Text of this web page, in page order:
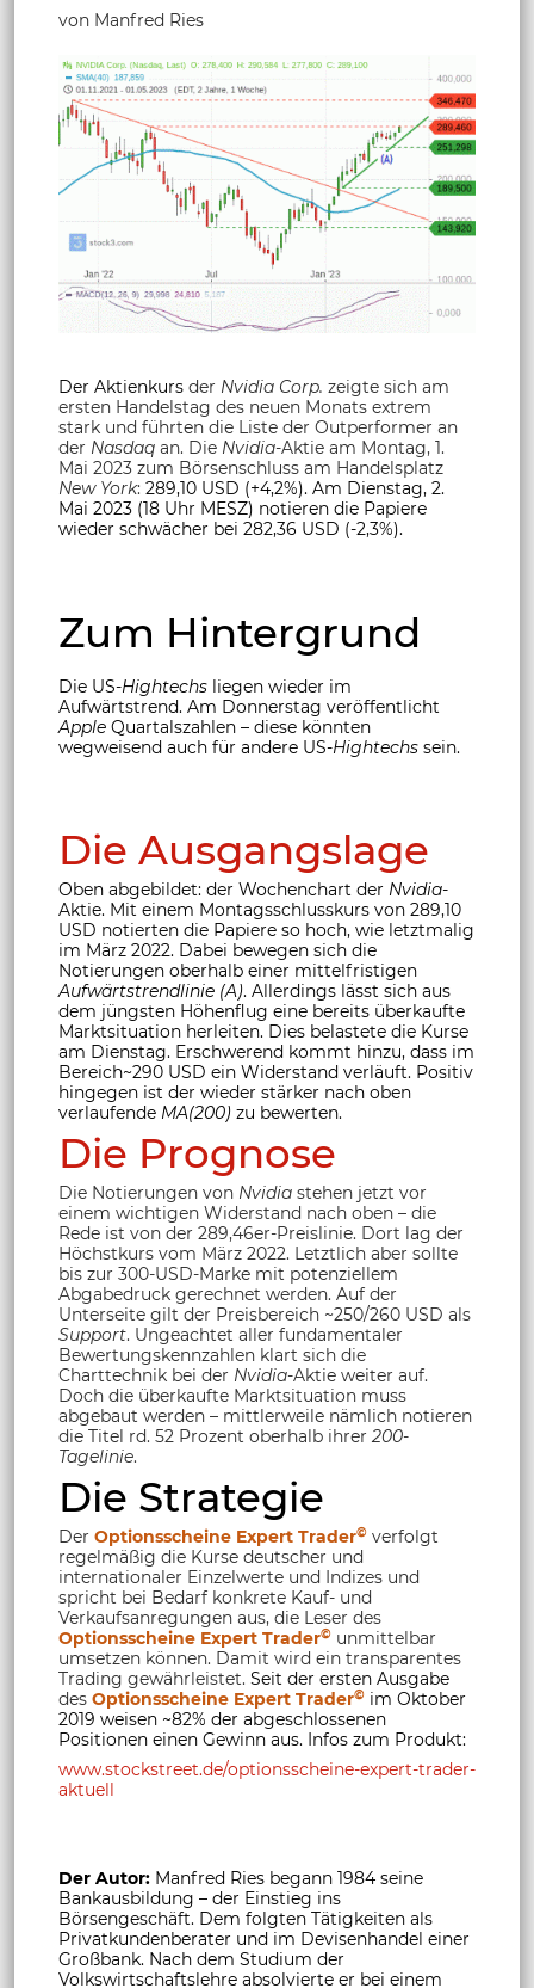
von Manfred Ries
Der Aktienkurs der Nvidia Corp. zeigte sich am
ersten Handelstag des neuen Monats extrem
stark und führten die Liste der Outperformer an
der Nasdaq an. Die Nvidia-Aktie am Montag, 1.
Mai 2023 zum Börsenschluss am Handelsplatz
New York: 289,10 USD (+4,2%). Am Dienstag, 2.
Mai 2023 (18 Uhr MESZ) notieren die Papiere
wieder schwächer bei 282,36 USD (-2,3%).
Zum Hintergrund
Die US-Hightechs liegen wieder im
Aufwärtstrend. Am Donnerstag veröffentlicht
Apple Quartalszahlen – diese könnten
wegweisend auch für andere US-Hightechs sein.
Die Ausgangslage
Oben abgebildet: der Wochenchart der Nvidia-
Aktie. Mit einem Montagsschlusskurs von 289,10
USD notierten die Papiere so hoch, wie letztmalig
im März 2022. Dabei bewegen sich die
Notierungen oberhalb einer mittelfristigen
Aufwärtstrendlinie (A). Allerdings lässt sich aus
dem jüngsten Höhenflug eine bereits überkaufte
Marktsituation herleiten. Dies belastete die Kurse
am Dienstag. Erschwerend kommt hinzu, dass im
Bereich~290 USD ein Widerstand verläuft. Positiv
hingegen ist der wieder stärker nach oben
verlaufende MA(200) zu bewerten.
Die Prognose
Die Notierungen von Nvidia stehen jetzt vor
einem wichtigen Widerstand nach oben – die
Rede ist von der 289,46er-Preislinie. Dort lag der
Höchstkurs vom März 2022. Letztlich aber sollte
bis zur 300-USD-Marke mit potenziellem
Abgabedruck gerechnet werden. Auf der
Unterseite gilt der Preisbereich ~250/260 USD als
Support. Ungeachtet aller fundamentaler
Bewertungskennzahlen klart sich die
Charttechnik bei der Nvidia-Aktie weiter auf.
Doch die überkaufte Marktsituation muss
abgebaut werden – mittlerweile nämlich notieren
die Titel rd. 52 Prozent oberhalb ihrer 200-
Tagelinie.
Die Strategie
Der Optionsscheine Expert Trader© verfolgt
regelmäßig die Kurse deutscher und
internationaler Einzelwerte und Indizes und
spricht bei Bedarf konkrete Kauf- und
Verkaufsanregungen aus, die Leser des
Optionsscheine Expert Trader© unmittelbar
umsetzen können. Damit wird ein transparentes
Trading gewährleistet. Seit der ersten Ausgabe
des Optionsscheine Expert Trader© im Oktober
2019 weisen ~82% der abgeschlossenen
Positionen einen Gewinn aus. Infos zum Produkt:
www.stockstreet.de/optionsscheine-expert-trader-
aktuell
Der Autor: Manfred Ries begann 1984 seine
Bankausbildung – der Einstieg ins
Börsengeschäft. Dem folgten Tätigkeiten als
Privatkundenberater und im Devisenhandel einer
Großbank. Nach dem Studium der
Volkswirtschaftslehre absolvierte er bei einem